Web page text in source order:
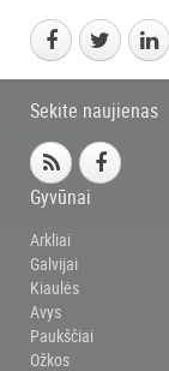
Sekite naujienas
Gyvūnai
Arkliai
Galvijai
Kiaulės
Avys
Paukščiai
Ožkos